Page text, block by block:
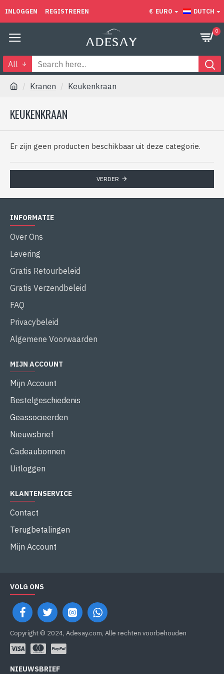
INLOGGEN REGISTREREN € EURO DUTCH
0
All
Kranen Keukenkraan
KEUKENKRAAN
Er zijn geen producten beschikbaar uit deze categorie.
VERDER
INFORMATIE
Over Ons
Levering
Gratis Retourbeleid
Gratis Verzendbeleid
FAQ
Privacybeleid
Algemene Voorwaarden
MIJN ACCOUNT
Mijn Account
Bestelgeschiedenis
Geassocieerden
Nieuwsbrief
Cadeaubonnen
Uitloggen
KLANTENSERVICE
Contact
Terugbetalingen
Mijn Account
VOLG ONS
Copyright © 2024, Adesay.com, Alle rechten voorbehouden
NIEUWSBRIEF